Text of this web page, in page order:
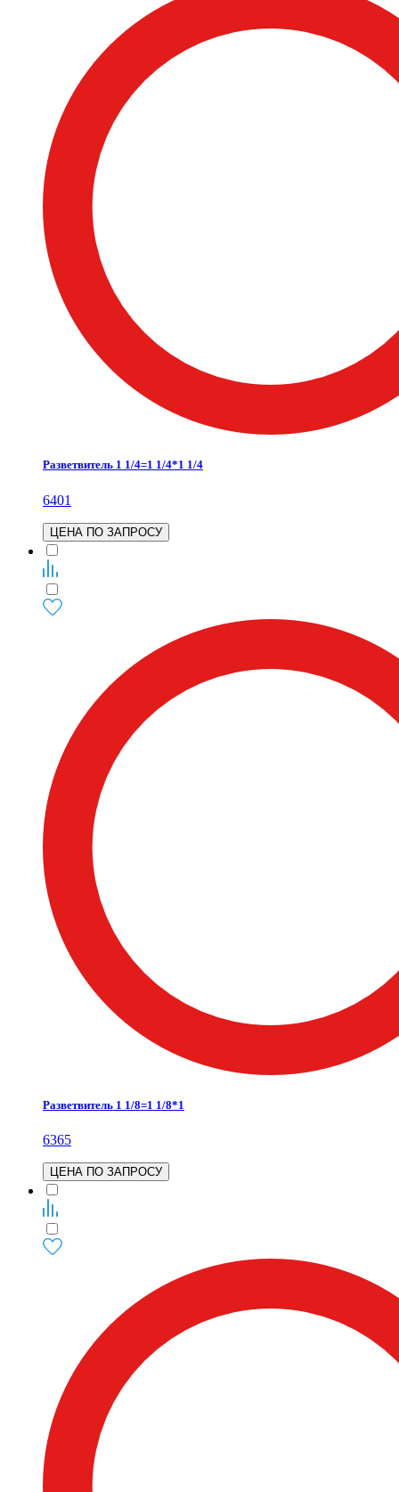
Разветвитель 1 1/4=1 1/4*1 1/4
6401
ЦЕНА ПО ЗАПРОСУ
Разветвитель 1 1/8=1 1/8*1
6365
ЦЕНА ПО ЗАПРОСУ